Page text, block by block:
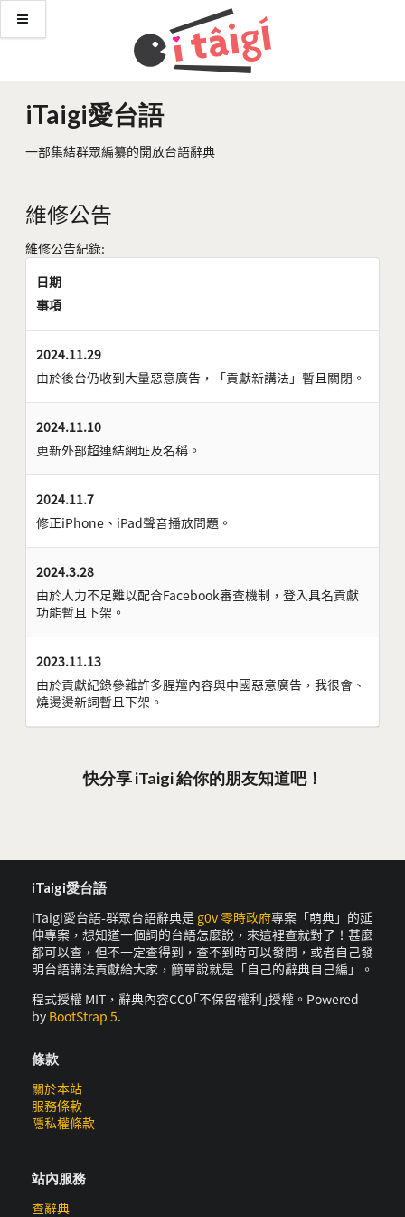
iTaigi愛台語
一部集結群眾編纂的開放台語辭典
維修公告
維修公告紀錄:
日期
事項
2024.11.29
由於後台仍收到大量惡意廣告，「貢獻新講法」暫且關閉。
2024.11.10
更新外部超連結網址及名稱。
2024.11.7
修正iPhone、iPad聲音播放問題。
2024.3.28
由於人力不足難以配合Facebook審查機制，登入具名貢獻
功能暫且下架。
2023.11.13
由於貢獻紀錄參雜許多腥羶內容與中國惡意廣告，我很會、
燒燙燙新詞暫且下架。
快分享 iTaigi 給你的朋友知道吧！
iTaigi愛台語
iTaigi愛台語-群眾台語辭典是 g0v 零時政府專案「萌典」的延
伸專案，想知道一個詞的台語怎麼說，來這裡查就對了！甚麼
都可以查，但不一定查得到，查不到時可以發問，或者自己發
明台語講法貢獻給大家，簡單說就是「自己的辭典自己編」。
程式授權 MIT，辭典內容CC0｢不保留權利｣授權。Powered
by BootStrap 5.
條款
關於本站
服務條款
隱私權條款
站內服務
查辭典